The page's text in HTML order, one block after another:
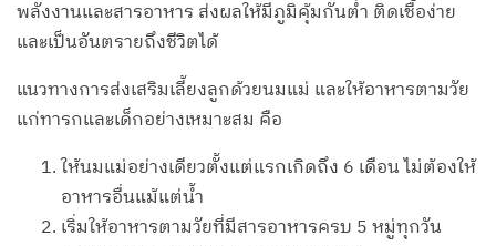
พลังงานและสารอาหาร ส่งผลให้มีภูมิคุ้มกันต่ำ ติดเชื้อง่าย
และเป็นอันตรายถึงชีวิตได้
แนวทางการส่งเสริมเลี้ยงลูกด้วยนมแม่ และให้อาหารตามวัย
แก่ทารกและเด็กอย่างเหมาะสม คือ
ให้นมแม่อย่างเดียวตั้งแต่แรกเกิดถึง 6 เดือน ไม่ต้องให้
อาหารอื่นแม้แต่น้ำ
เริ่มให้อาหารตามวัยที่มีสารอาหารครบ 5 หมู่ทุกวัน